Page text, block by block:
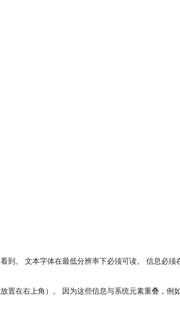
到。 文本字体在最低分辨率下必须可读。 信息必须
置在右上角）。 因为这些信息与系统元素重叠，例